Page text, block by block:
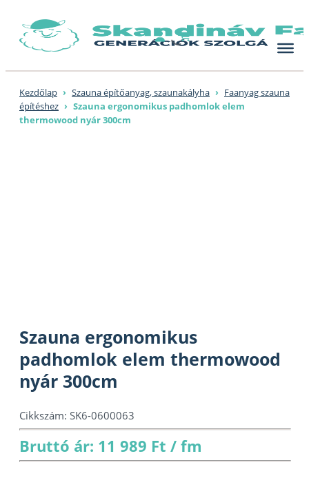
content
Kezdőlap › Szauna építőanyag, szaunakályha › Faanyag szauna
építéshez › Szauna ergonomikus padhomlok elem
thermowood nyár 300cm
Szauna ergonomikus
padhomlok elem thermowood
nyár 300cm
Cikkszám: SK6-0600063
Bruttó ár: 11 989 Ft / fm